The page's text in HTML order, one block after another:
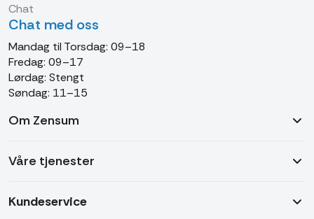
Kundeservice
Våre tjenester
Chat
Chat med oss
Mandag til Torsdag: 09–18
Fredag: 09–17
Lørdag: Stengt
Søndag: 11–15
Om Zensum